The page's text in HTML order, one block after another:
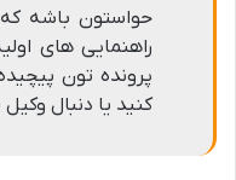
حواستون باشه
راهنمایی های
پرونده تون
کنید یا دنبال